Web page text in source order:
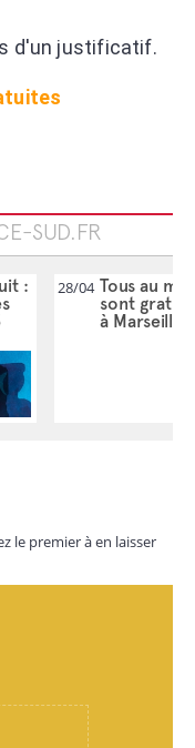
d'un justificatif.
SUD.FR
:
28/04 Tous au
sont
à Marseille
le premier à en laisser